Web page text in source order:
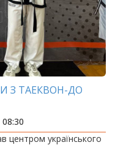
З ТАЕКВОН-ДО
центром українського